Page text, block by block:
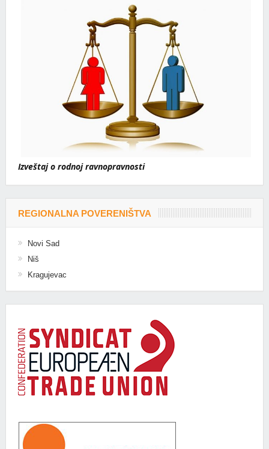
Izveštaj o rodnoj ravnopravnosti
REGIONALNA POVERENIŠTVA
Novi Sad
Niš
Kragujevac